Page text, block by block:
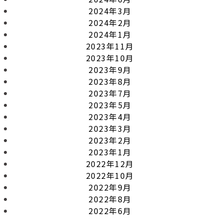
2024年3月
2024年2月
2024年1月
2023年11月
2023年10月
2023年9月
2023年8月
2023年7月
2023年5月
2023年4月
2023年3月
2023年2月
2023年1月
2022年12月
2022年10月
2022年9月
2022年8月
2022年6月